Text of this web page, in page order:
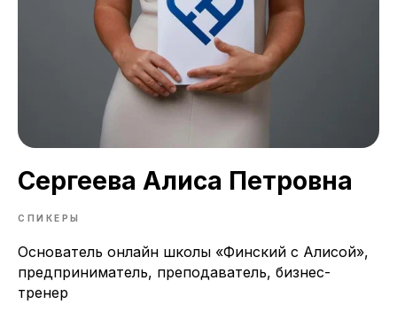
Сергеева Алиса Петровна
СПИКЕРЫ
Основатель онлайн школы «Финский с Алисой»,
предприниматель, преподаватель, бизнес-
тренер